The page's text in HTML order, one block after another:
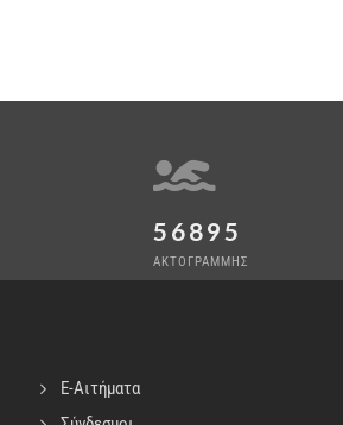
56895
ΑΚΤΟΓΡΑΜΜΗΣ
E-Αιτήματα